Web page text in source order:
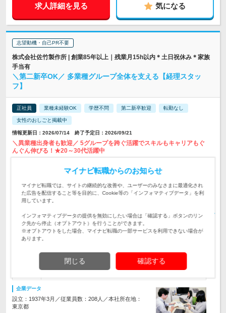
求人詳細を見る 気になる
志望動機・自己PR不要
株式会社佐竹製作所 | 創業85年以上｜残業月15h以内＊土日祝休み＊家族
手当有
＼第二新卒OK／ 多業種グループ全体を支える【経理スタッ
フ】
正社員 業種未経験OK 学歴不問 第二新卒歓迎 転勤なし
女性のおしごと掲載中
情報更新日：2026/07/14 終了予定日：2026/09/21
＼異業種出身者も歓迎／ 5グループを跨ぐ活躍でスキルもキャリアもぐ
んぐん伸びる！★20～30代活躍中
【転勤なし／★JR線：神田駅から徒歩2分！】 ＜本社＞ 東京
都千代田区神田須田町1-24-3 フォ…
給与
月給22万円～37万5000円＋賞与年2回 ※これまでの経験や年
齢、スキル・能力を最大限考慮の上、当社規定…
仕事内容
【スキル・経験に合わせて業務をお任せ！】グループ5社の経
理業務を集約。伝票処理や仕訳入力から、ゆくゆくは決算業務
【学歴不問｜20～30代活躍中】■経理の実務経験（業界や経験
年数は問いません）★新しい事にチャレンジしたい、専門スキ
ルを高めたいという方はぜひ♪
企業データ
設立：1937年3月／従業員数：208人／本社所在地：
東京都
マイナビ転職からのお知らせ
マイナビ転職では、サイトの継続的な改善や、ユーザーのみなさまに最適化され
た広告を配信すること等を目的に、Cookie等の「インフォマティブデータ」を利
用しています。
インフォマティブデータの提供を無効にしたい場合は「確認する」ボタンのリン
ク先から停止（オプトアウト）を行うことができます。
※オプトアウトをした場合、マイナビ転職の一部サービスを利用できない場合が
あります。
閉じる 確認する